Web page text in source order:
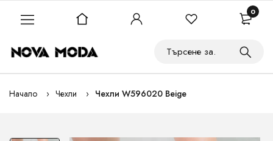
Начало Чехли Чехли W596020 Beige
0